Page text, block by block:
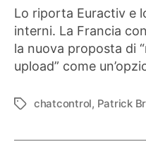
Lo riporta Euractiv e
interni. La Francia
la nuova proposta di
upload” come
Tag chatcontrol, Patrick